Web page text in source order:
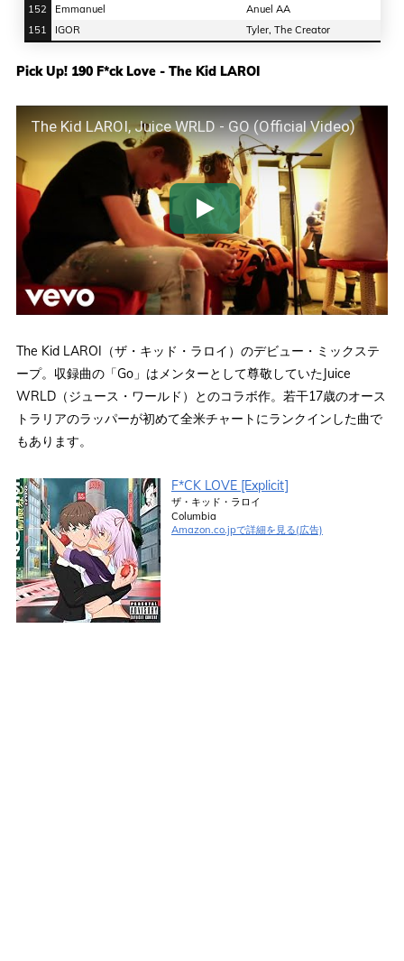
152
Emmanuel
Anuel AA
151
IGOR Tyler, The Creator
Pick Up! 190 F*ck Love - The Kid LAROI
The Kid LAROI, Juice WRLD - GO (Official Video)
The Kid LAROI（ザ・キッド・ラロイ）のデビュー・ミックステ
ープ。収録曲の「Go」はメンターとして尊敬していたJuice
WRLD（ジュース・ワールド）とのコラボ作。若干17歳のオース
トラリアのラッパーが初めて全米チャートにランクインした曲で
もあります。
F*CK LOVE [Explicit]
ザ・キッド・ラロイ
Columbia
Amazon.co.jpで詳細を見る(広告)